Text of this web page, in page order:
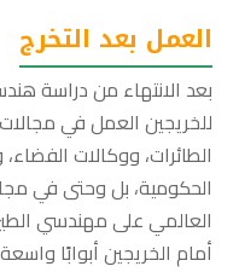
العمل بعد التخرج
بعد الانتهاء من دراسة
للخريجين العمل في
الطائرات، ووكالات
الحكومية، بل وحتى في
العالمي على مهندسي
أمام الخريجين أبوابًا